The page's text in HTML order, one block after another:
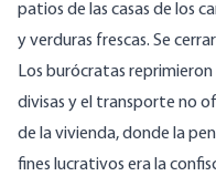
patios de las casas de los
y verduras frescas. Se
Los burócratas
divisas y el transporte no
de la vivienda, donde la
fines lucrativos era la